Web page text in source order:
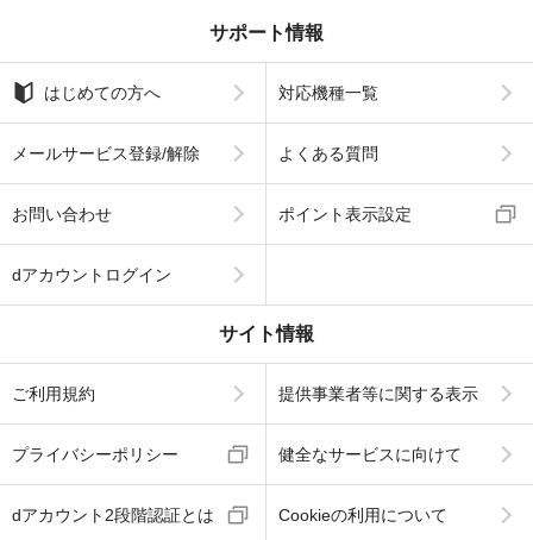
サポート情報
はじめての方へ 対応機種一覧
メールサービス登録/解除 よくある質問
お問い合わせ ポイント表示設定
dアカウントログイン
サイト情報
ご利用規約 提供事業者等に関する表示
プライバシーポリシー 健全なサービスに向けて
dアカウント2段階認証とは Cookieの利用について